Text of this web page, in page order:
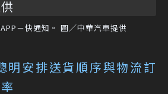
－快通知。 圖／中華汽車提供
明安排送貨順序與物流訂